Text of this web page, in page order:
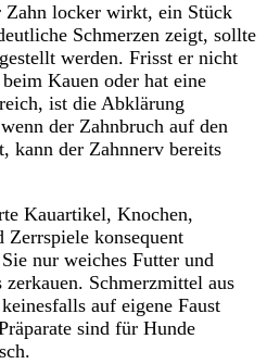
locker wirkt, ein Stück
Schmerzen zeigt, sollte
werden. Frisst er nicht
Kauen oder hat eine
ist die Abklärung
der Zahnbruch auf den
kann der Zahnnerv bereits
Kauartikel, Knochen,
Zerrspiele konsequent
nur weiches Futter und
Schmerzmittel aus
auf eigene Faust
sind für Hunde